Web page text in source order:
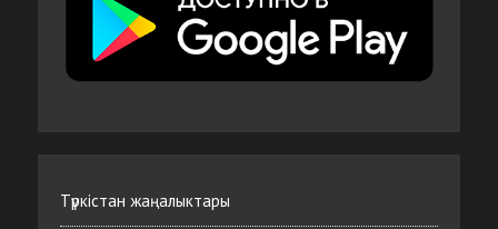
Түркістан жаңалыктары